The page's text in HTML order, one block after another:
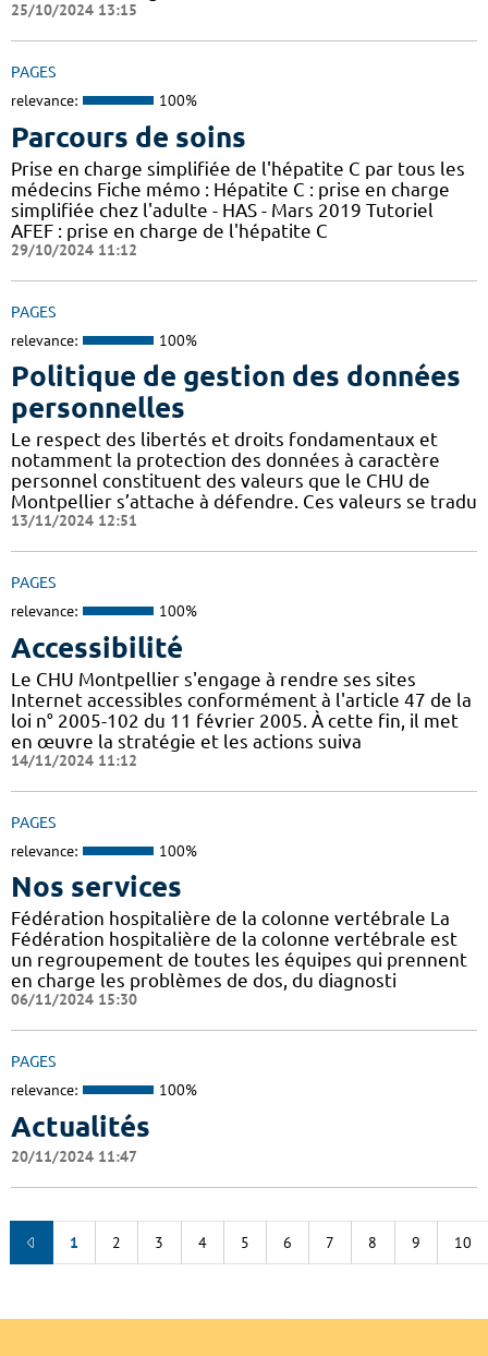
25/10/2024 13:15
PAGES
relevance: 100%
Parcours de soins
Prise en charge simplifiée de l'hépatite C par tous les
médecins Fiche mémo : Hépatite C : prise en charge
simplifiée chez l'adulte - HAS - Mars 2019 Tutoriel
AFEF : prise en charge de l'hépatite C
29/10/2024 11:12
PAGES
relevance: 100%
Politique de gestion des données
personnelles
Le respect des libertés et droits fondamentaux et
notamment la protection des données à caractère
personnel constituent des valeurs que le CHU de
Montpellier s’attache à défendre. Ces valeurs se tradu
13/11/2024 12:51
PAGES
relevance: 100%
Accessibilité
Le CHU Montpellier s'engage à rendre ses sites
Internet accessibles conformément à l'article 47 de la
loi n° 2005-102 du 11 février 2005. À cette fin, il met
en œuvre la stratégie et les actions suiva
14/11/2024 11:12
PAGES
relevance: 100%
Nos services
Fédération hospitalière de la colonne vertébrale La
Fédération hospitalière de la colonne vertébrale est
un regroupement de toutes les équipes qui prennent
en charge les problèmes de dos, du diagnosti
06/11/2024 15:30
PAGES
relevance: 100%
Actualités
20/11/2024 11:47
1 2 3 4 5 6 7 8 9 10